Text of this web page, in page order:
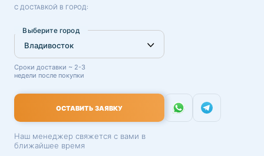
С ДОСТАВКОЙ В ГОРОД:
Выберите город
Сроки доставки ~ 2-3
недели после покупки
ОСТАВИТЬ ЗАЯВКУ
Наш менеджер свяжется с вами в
ближайшее время